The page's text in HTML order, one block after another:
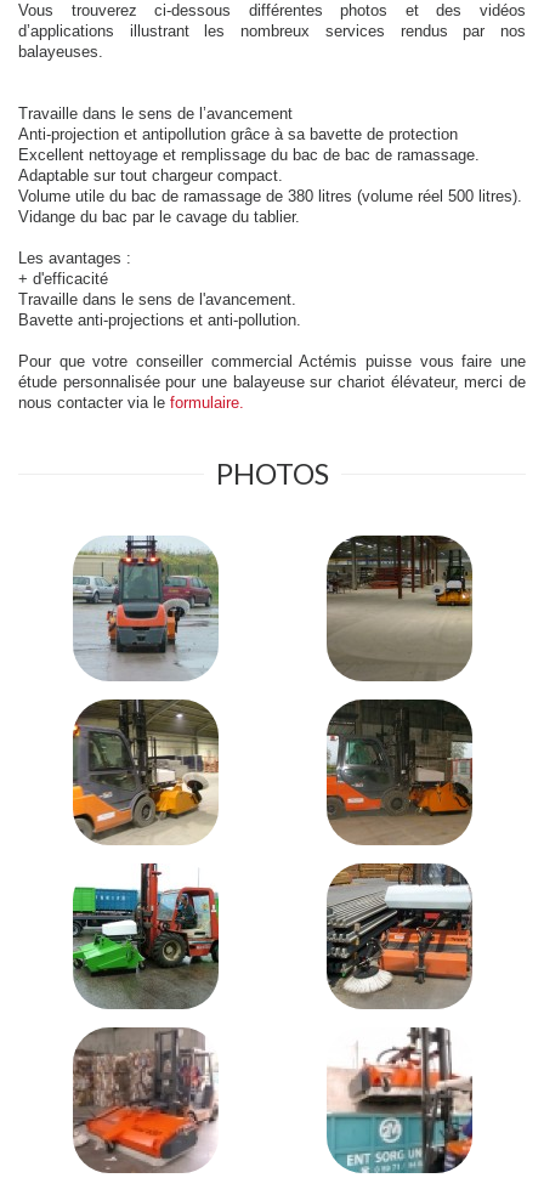
Vous trouverez ci-dessous différentes photos et des vidéos
d’applications illustrant les nombreux services rendus par nos
balayeuses.
Travaille dans le sens de l’avancement
Anti-projection et antipollution grâce à sa bavette de protection
Excellent nettoyage et remplissage du bac de bac de ramassage.
Adaptable sur tout chargeur compact.
Volume utile du bac de ramassage de 380 litres (volume réel 500 litres).
Vidange du bac par le cavage du tablier.
Les avantages :
+ d'efficacité
Travaille dans le sens de l'avancement.
Bavette anti-projections et anti-pollution.
Pour que votre conseiller commercial Actémis puisse vous faire une
étude personnalisée pour une balayeuse sur chariot élévateur, merci de
nous contacter via le formulaire.
PHOTOS